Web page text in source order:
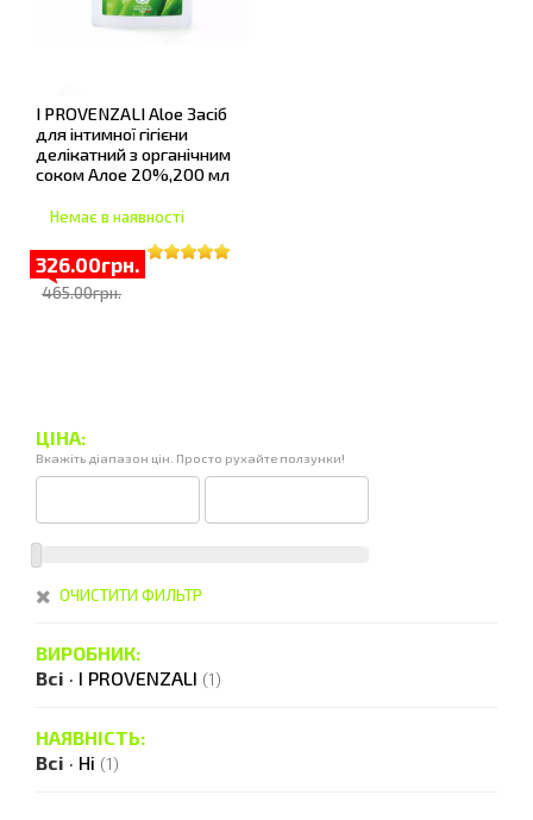
I PROVENZALI Aloe Засіб
для інтимної гігієни
делікатний з органічним
соком Алое 20%,200 мл
Немає в наявності
326.00грн.
465.00грн.
ЦІНА:
Вкажіть діапазон цін. Просто рухайте ползунки!
ОЧИСТИТИ ФИЛЬТР
ВИРОБНИК:
Всі · I PROVENZALI (1)
НАЯВНІСТЬ:
Всі · Ні (1)